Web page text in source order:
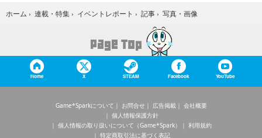
ホーム › 連載・特集 › イベントレポート › 記事 › 写真・画像
Home X STEAM Facebook YouTube
Game*Sparkについて お問合せ 広告掲載
会社概要
個人情報保護方針
個人情報の取り扱いについて（Game*Spark）
利用規約
特定商取引法に基づく表記